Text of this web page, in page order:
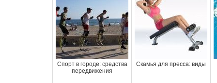
Спорт в городе: средства
передвижения
Скамья для пресса: виды